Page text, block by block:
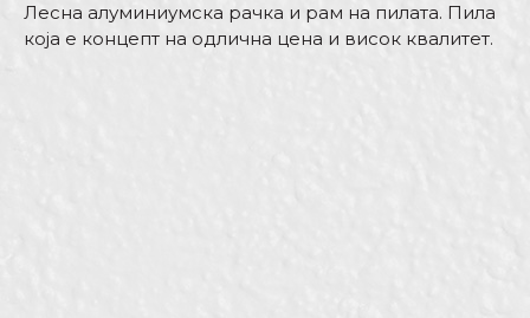
Лесна алуминиумска рачка и рам на пилата. Пила
која е концепт на одлична цена и висок квалитет.